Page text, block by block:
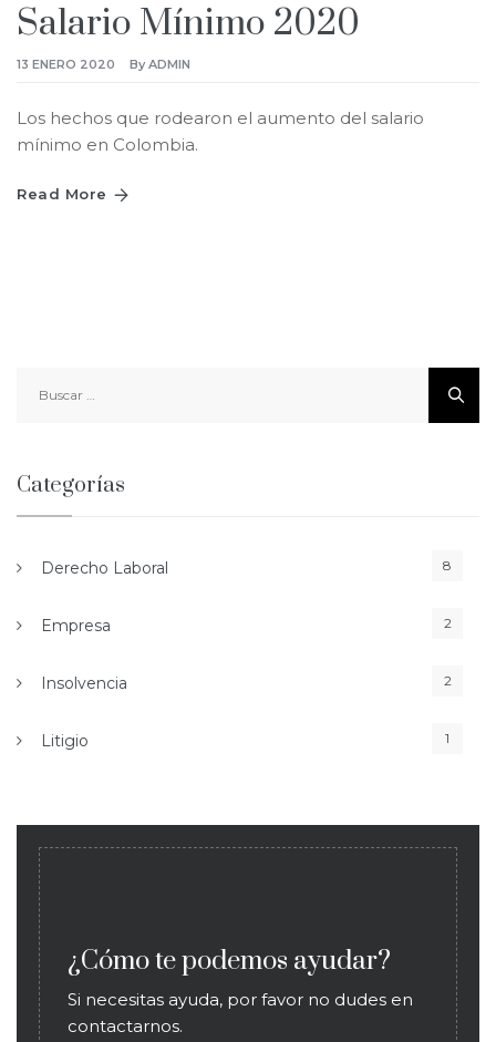
Salario Mínimo 2020
13 ENERO 2020 By ADMIN
Los hechos que rodearon el aumento del salario
mínimo en Colombia.
Read More
Categorías
Derecho Laboral 8
Empresa 2
Insolvencia 2
Litigio 1
¿Cómo te podemos ayudar?
Si necesitas ayuda, por favor no dudes en
contactarnos.